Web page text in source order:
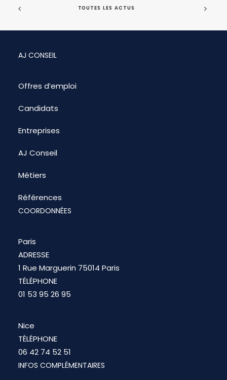
TOUTES LES ACTUS
AJ CONSEIL
Offres d’emploi
Candidats
Entreprises
AJ Conseil
Métiers
Références
COORDONNÉES
Paris
ADRESSE
1 Rue Marguerin 75014 Paris
TÉLÉPHONE
01 53 95 26 95
Nice
TÉLÉPHONE
06 42 74 52 51
INFOS COMPLÉMENTAIRES